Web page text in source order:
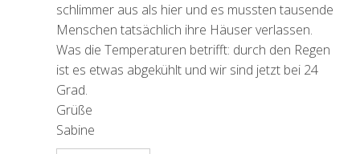
schlimmer aus als hier und es mussten tausende
Menschen tatsächlich ihre Häuser verlassen.
Was die Temperaturen betrifft: durch den Regen
ist es etwas abgekühlt und wir sind jetzt bei 24
Grad.
Grüße
Sabine